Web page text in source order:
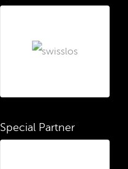
Special Partner